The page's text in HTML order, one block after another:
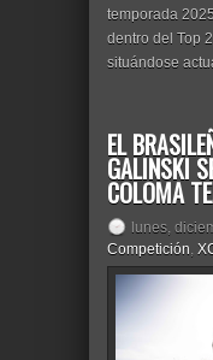
temporada
dentro del Top
situándose
EL
GALINSKI
COLOMA
lunes,
Competición,